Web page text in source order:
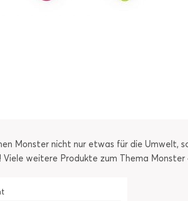
Monster nicht nur etwas für die Umwelt,
Viele weitere Produkte zum Thema Monster